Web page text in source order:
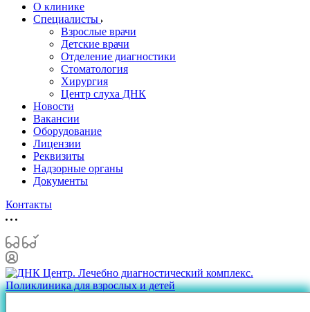
О клинике
Специалисты
Взрослые врачи
Детские врачи
Отделение диагностики
Стоматология
Хирургия
Центр слуха ДНК
Новости
Вакансии
Оборудование
Лицензии
Реквизиты
Надзорные органы
Документы
Контакты